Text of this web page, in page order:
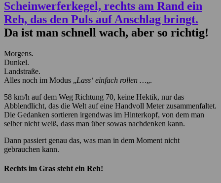
Da ist man schnell wach, aber so richtig!
Morgens.
Dunkel.
Landstraße.
Alles noch im Modus „Lass‘ einfach rollen …„.
58 km/h auf dem Weg Richtung 70, keine Hektik, nur das
Abblendlicht, das die Welt auf eine Handvoll Meter zusammenfaltet.
Die Gedanken sortieren irgendwas im Hinterkopf, von dem man
selber nicht weiß, dass man über sowas nachdenken kann.
Dann passiert genau das, was man in dem Moment nicht
gebrauchen kann.
Rechts im Gras steht ein Reh!